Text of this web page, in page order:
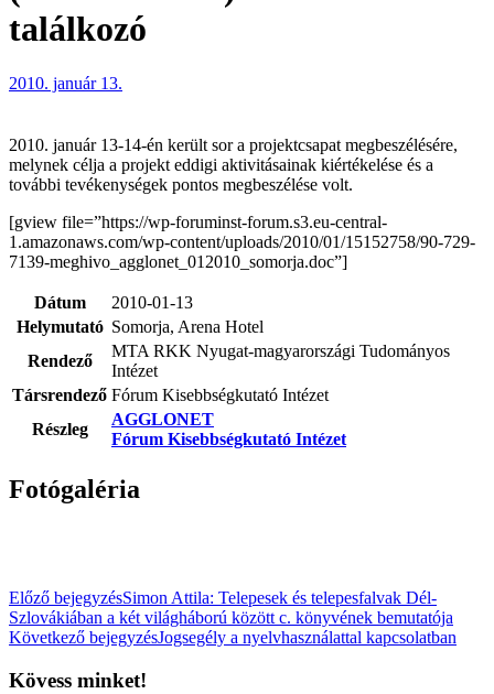
találkozó
2010. január 13.
2010. január 13-14-én került sor a projektcsapat megbeszélésére,
melynek célja a projekt eddigi aktivitásainak kiértékelése és a
további tevékenységek pontos megbeszélése volt.
[gview file=”https://wp-foruminst-forum.s3.eu-central-
1.amazonaws.com/wp-content/uploads/2010/01/15152758/90-729-
7139-meghivo_agglonet_012010_somorja.doc”]
Dátum
2010-01-13
Helymutató Somorja, Arena Hotel
Rendező
MTA RKK Nyugat-magyarországi Tudományos
Intézet
Társrendező Fórum Kisebbségkutató Intézet
Részleg
AGGLONET
Fórum Kisebbségkutató Intézet
Fotógaléria
Előző bejegyzésSimon Attila: Telepesek és telepesfalvak Dél-
Szlovákiában a két világháború között c. könyvének bemutatója
Következő bejegyzésJogsegély a nyelvhasználattal kapcsolatban
Kövess minket!